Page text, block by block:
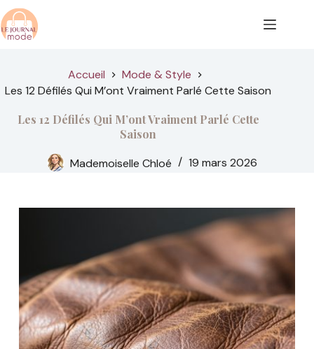
Passer
au
contenu
Accueil
Mode & Style
Les 12 Défilés Qui M’ont Vraiment Parlé Cette Saison
Les 12 Défilés Qui M’ont Vraiment Parlé Cette
Saison
Mademoiselle Chloé
19 mars 2026